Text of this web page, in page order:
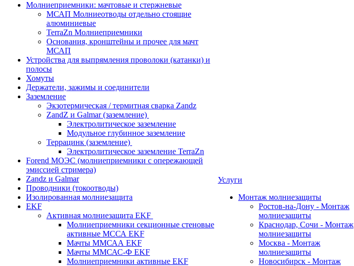
Молниеприемники: мачтовые и стержневые
МСАП Молниеотводы отдельно стоящие
алюминиевые
TerraZn Молниеприемники
Основания, кронштейны и прочее для мачт
МСАП
Устройства для выпрямления проволоки (катанки) и
полосы
Хомуты
Держатели, зажимы и соединители
Заземление
Экзотермическая / термитная сварка Zandz
ZandZ и Galmar (заземление)
Электролитическое заземление
Модульное глубинное заземление
Террацинк (заземление)
Электролитическое заземление TerraZn
Forend МОЭС (молниеприемники с опережающей
эмиссией стримера)
Zandz и Galmar
Проводники (токоотводы)
Изолированная молниезащита
EKF
Активная молниезащита EKF
Молниеприемники секционные стеновые
активные МССА EKF
Мачты ММСАА EKF
Мачты ММСАС-Ф EKF
Молниеприемники активные EKF
Услуги
Монтаж молниезащиты
Ростов-на-Дону - Монтаж
молниезащиты
Краснодар, Сочи - Монтаж
молниезащиты
Москва - Монтаж
молниезащиты
Новосибирск - Монтаж